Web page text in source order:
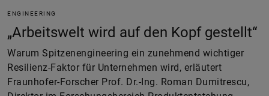
ENGINEERING
„Arbeitswelt wird auf den Kopf gestellt“
Warum Spitzenengineering ein zunehmend wichtiger
Resilienz-Faktor für Unternehmen wird, erläutert
Fraunhofer-Forscher Prof. Dr.-Ing. Roman Dumitrescu,